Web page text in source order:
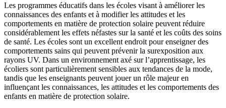
Les programmes éducatifs dans les écoles visant à améliorer les
connaissances des enfants et à modifier les attitudes et les
comportements en matière de protection solaire peuvent réduire
considérablement les effets néfastes sur la santé et les coûts des soins
de santé. Les écoles sont un excellent endroit pour enseigner des
comportements sains qui peuvent prévenir la surexposition aux
rayons UV. Dans un environnement axé sur l’apprentissage, les
écoliers sont particulièrement sensibles aux tendances de la mode,
tandis que les enseignants peuvent jouer un rôle majeur en
influençant les connaissances, les attitudes et les comportements des
enfants en matière de protection solaire.